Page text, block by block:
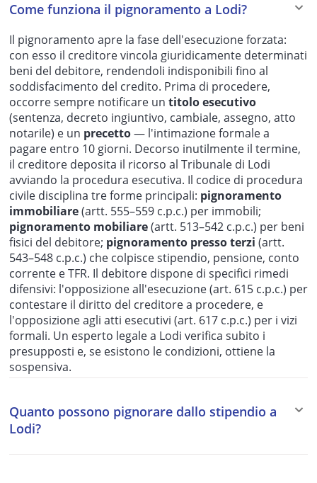
Come funziona il pignoramento a Lodi?
Il pignoramento apre la fase dell'esecuzione forzata:
con esso il creditore vincola giuridicamente determinati
beni del debitore, rendendoli indisponibili fino al
soddisfacimento del credito. Prima di procedere,
occorre sempre notificare un titolo esecutivo
(sentenza, decreto ingiuntivo, cambiale, assegno, atto
notarile) e un precetto— l'intimazione formale a
pagare entro 10 giorni. Decorso inutilmente il termine,
il creditore deposita il ricorso al Tribunale di Lodi
avviando la procedura esecutiva. Il codice di procedura
civile disciplina tre forme principali: pignoramento
immobiliare(artt. 555–559 c.p.c.) per immobili;
pignoramento mobiliare(artt. 513–542 c.p.c.) per beni
fisici del debitore; pignoramento presso terzi (artt.
543–548 c.p.c.) che colpisce stipendio, pensione, conto
corrente e TFR. Il debitore dispone di specifici rimedi
difensivi: l'opposizione all'esecuzione (art. 615 c.p.c.) per
contestare il diritto del creditore a procedere, e
l'opposizione agli atti esecutivi (art. 617 c.p.c.) per i vizi
formali. Un esperto legale a Lodi verifica subito i
presupposti e, se esistono le condizioni, ottiene la
sospensiva.
Quanto possono pignorare dallo stipendio a
Lodi?